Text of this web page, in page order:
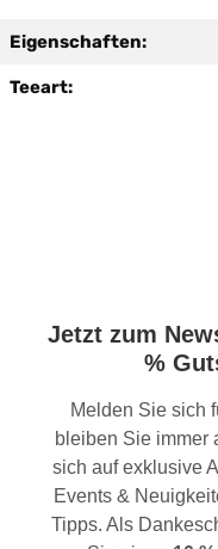
Eigenschaften:
Teeart:
Jetzt zum
%
Melden Sie sich
bleiben Sie immer
sich auf exklusive
Events &
Tipps. Als